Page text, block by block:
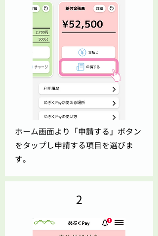
ホーム画面より「申請する」ボタン
をタップし申請する項目を選びま
す。
2